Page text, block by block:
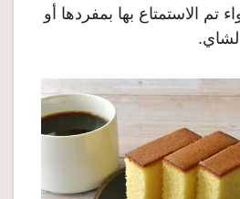
تم الاستمتاع بها بمفردها أو